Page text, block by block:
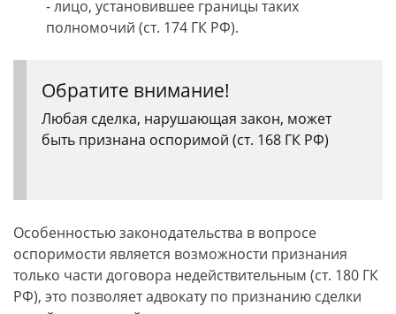
- лицо, установившее границы таких
полномочий (ст. 174 ГК РФ).
Обратите внимание!
Любая сделка, нарушающая закон, может
быть признана оспоримой (ст. 168 ГК РФ)
Особенностью законодательства в вопросе
оспоримости является возможности признания
только части договора недействительным (ст. 180 ГК
РФ), это позволяет адвокату по признанию сделки